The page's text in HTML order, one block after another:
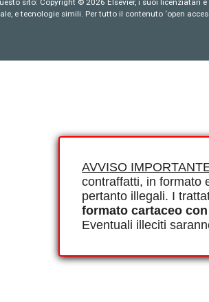
AVVISO
contraffatti, in formato
pertanto illegali. I
formato cartaceo
Eventuali illeciti
e tecnologie simili. Per tutto il contenuto ‘open